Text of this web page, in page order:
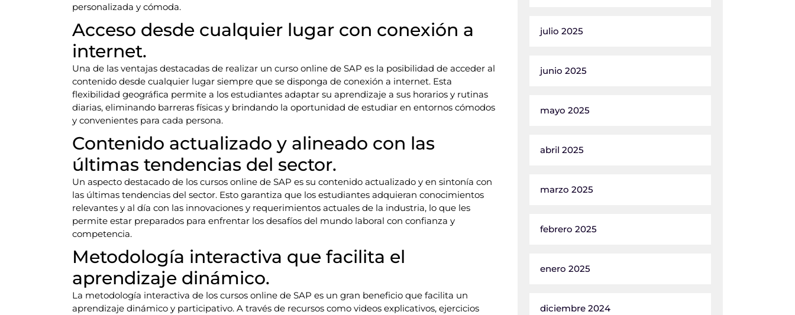
personalizada y cómoda.
Acceso desde cualquier lugar con conexión a
internet.
Una de las ventajas destacadas de realizar un curso online de SAP es la posibilidad de acceder al
contenido desde cualquier lugar siempre que se disponga de conexión a internet. Esta
flexibilidad geográfica permite a los estudiantes adaptar su aprendizaje a sus horarios y rutinas
diarias, eliminando barreras físicas y brindando la oportunidad de estudiar en entornos cómodos
y convenientes para cada persona.
Contenido actualizado y alineado con las
últimas tendencias del sector.
Un aspecto destacado de los cursos online de SAP es su contenido actualizado y en sintonía con
las últimas tendencias del sector. Esto garantiza que los estudiantes adquieran conocimientos
relevantes y al día con las innovaciones y requerimientos actuales de la industria, lo que les
permite estar preparados para enfrentar los desafíos del mundo laboral con confianza y
competencia.
Metodología interactiva que facilita el
aprendizaje dinámico.
La metodología interactiva de los cursos online de SAP es un gran beneficio que facilita un
aprendizaje dinámico y participativo. A través de recursos como videos explicativos, ejercicios
julio 2025
junio 2025
mayo 2025
abril 2025
marzo 2025
febrero 2025
enero 2025
diciembre 2024